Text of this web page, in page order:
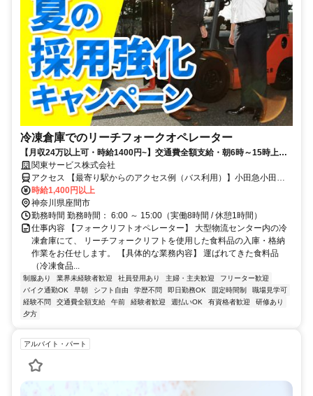
冷凍倉庫でのリーチフォークオペレーター
【月収24万以上可・時給1400円~】交通費全額支給・朝6時～15時上が
り！冷凍倉庫でのリーチフォークオペレーター／残業ほぼなし
関東サービス株式会社
アクセス 【最寄り駅からのアクセス例（バス利用）】小田急小田原
線「相武台前駅」よりバスで約10～12分※「ひばりが丘一丁目」ま
たは「イオンモール座間」バス停下車、徒歩数分小田急江ノ島線「中
央林間駅」よりバスで約15分小田急小田原線「小田急相模原駅」より
バスで約15分相鉄本線「さがみ野駅」よりバスで約15分
時給1,400円以上
神奈川県座間市
勤務時間 勤務時間： 6:00 ～ 15:00（実働8時間 / 休憩1時間）
仕事内容 【フォークリフトオペレーター】 大型物流センター内の冷
凍倉庫にて、 リーチフォークリフトを使用した食料品の入庫・格納
作業をお任せします。 【具体的な業務内容】 運ばれてきた食料品
（冷凍食品...
制服あり 業界未経験者歓迎 社員登用あり 主婦・主夫歓迎
フリーター歓迎
バイク通勤OK
早朝 シフト自由 学歴不問 即日勤務OK 固定時間制
職場見学可
経験不問
交通費全額支給 午前 経験者歓迎 週払いOK 有資格者歓迎
研修あり
夕方
アルバイト・パート